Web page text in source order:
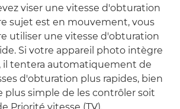
viser une vitesse d'obturation
sujet est en mouvement, vous
utiliser une vitesse d'obturation
Si votre appareil photo intègre
il tentera automatiquement de
d'obturation plus rapides, bien
plus simple de les contrôler soit